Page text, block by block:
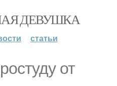
ДЕВУШКА
статьи
от